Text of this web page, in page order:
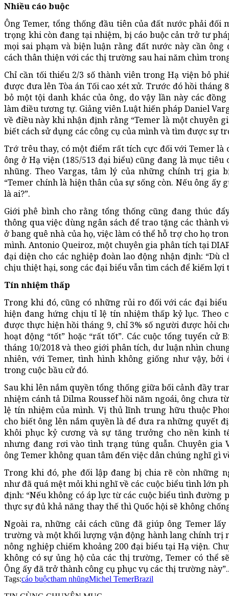
Nhiều cáo buộc
Ông Temer, tổng thống đầu tiên của đất nước phải đối
trọng khi còn đang tại nhiệm, bị cáo buộc cản trở tư
mọi sai phạm và biện luận rằng đất nước này cần
cách thân thiện với các thị trường sau hai năm chìm
Chỉ cần tối thiểu 2/3 số thành viên trong Hạ viện bỏ
được đưa lên Tòa án Tối cao xét xử. Trước đó hồi tháng
bỏ một tội danh khác của ông, do vậy lần này các
làm điều tương tự. Giảng viên Luật hiến pháp Daniel
về điều này khi nhận định rằng “Temer là một chuyên
biết cách sử dụng các công cụ của mình và tìm được sự
Trớ trêu thay, có một điểm rất tích cực đối với Temer
ông ở Hạ viện (185/513 đại biểu) cũng đang là mục
nhũng. Theo Vargas, tâm lý của những chính trị gia
“Temer chính là hiện thân của sự sống còn. Nếu ông ấy
là ai?”.
Giới phê bình cho rằng tổng thống cũng đang thúc
thông qua việc dùng ngân sách để trao tặng các thành
ở bang quê nhà của họ, việc làm có thể hỗ trợ cho họ
mình. Antonio Queiroz, một chuyên gia phân tích tại
đại diện cho các nghiệp đoàn lao động nhận định: “Dù
chịu thiệt hại, song các đại biểu vẫn tìm cách để kiếm lợi
Tín nhiệm thấp
Trong khi đó, cũng có những rủi ro đối với các đại
hiện đang hứng chịu tỉ lệ tín nhiệm thấp kỷ lục. Theo
được thực hiện hồi tháng 9, chỉ 3% số người được hỏi
hoạt động “tốt” hoặc “rất tốt”. Các cuộc tổng tuyển
tháng 10/2018 và theo giới phân tích, dư luận nhìn
nhiên, với Temer, tình hình không giống như vậy, bởi
trong cuộc bầu cử đó.
Sau khi lên nắm quyền tổng thống giữa bối cảnh đầy
nhiệm cánh tả Dilma Roussef hồi năm ngoái, ông chưa
lệ tín nhiệm của mình. Vị thủ lĩnh trung hữu thuộc
cho biết ông lên nắm quyền là để đưa ra những quyết
khôi phục kỷ cương và sự tăng trưởng cho nền kinh
nhưng đang rơi vào tình trạng túng quẫn. Chuyên gia
ông Temer không quan tâm đến việc dân chúng nghĩ gì
Trong khi đó, phe đối lập đang bị chia rẽ còn những
như đã quá mệt mỏi khi nghĩ về các cuộc biểu tình lớn
định: “Nếu không có áp lực từ các cuộc biểu tình đường
thực sự đủ khả năng thay thế thì Quốc hội sẽ không
Ngoài ra, những cải cách cũng đã giúp ông Temer
trường và một khối lượng vận động hành lang chính trị
nông nghiệp chiếm khoảng 200 đại biểu tại Hạ viện.
không có sự ủng hộ của các thị trường, Temer có thể
Ông ấy đã trở thành công cụ phục vụ các thị trường
Tags:cáo buộctham nhũngMichel TemerBrazil